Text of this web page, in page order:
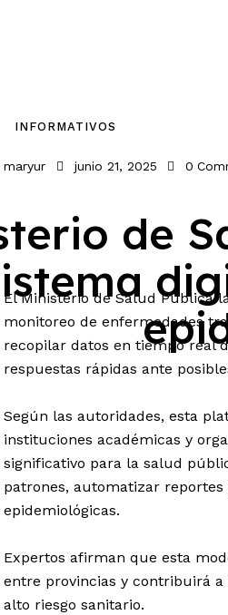
de
INFORMATIVOS
maryur junio 21, 2025 0
El Ministerio de Salud Pública
monitoreo de enfermedades
recopilar datos en tiempo real
respuestas rápidas ante
Según las autoridades, esta
instituciones académicas y
significativo para la salud
patrones, automatizar
epidemiológicas.
Expertos afirman que esta
entre provincias y contribuirá
alto riesgo sanitario.